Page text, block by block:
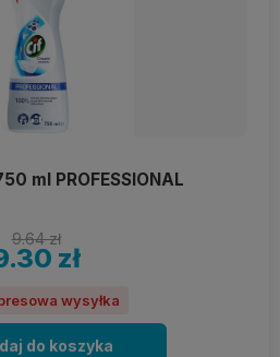
ml PROFESSIONAL
9.64 zł
zł
wysyłka
do koszyka